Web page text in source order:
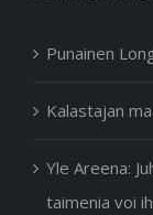
Punainen
Kalastajan
Yle Areena:
taimenia voi